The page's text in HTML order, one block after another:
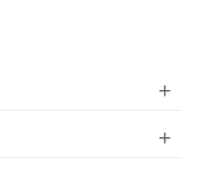
+
+